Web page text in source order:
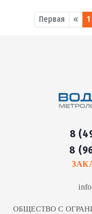
Первая « 1
8
8
ОБЩЕСТВО С